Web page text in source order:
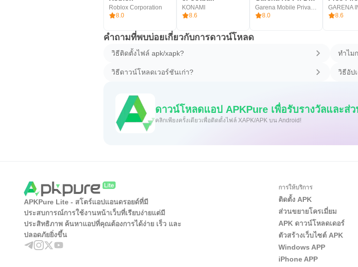
Roblox Corporation
8.0
KONAMI
8.6
8.0
8.6
คำถามที่พบบ่อยเกี่ยวกับการดาวน์โหลด
วิธีติดตั้งไฟล์ apk/xapk? ทำไม
วิธีดาวน์โหลดเวอร์ชันเก่า? วิธีอัป
ดาวน์โหลดแอป APKPure เพื่อรับรางวัลและส่
คลิกเพียงครั้งเดียวเพื่อติดตั้งไฟล์ XAPK/APK บน Android!
APKPure Lite - สโตร์แอปแอนดรอยด์ที่มี
ประสบการณ์การใช้งานหน้าเว็บที่เรียบง่ายแต่มี
ประสิทธิภาพ ค้นหาแอปที่คุณต้องการได้ง่าย เร็ว และ
ปลอดภัยยิ่งขึ้น
การให้บริการ
ติดตั้ง APK
ส่วนขยายโครเมี่ยม
APK ดาวน์โหลดเดอร์
ตัวสร้างเว็บไซต์ APK
Windows APP
iPhone APP